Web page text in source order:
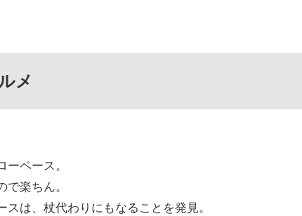
メ
ペース。
で楽ちん。
は、杖代わりにもなることを発見。